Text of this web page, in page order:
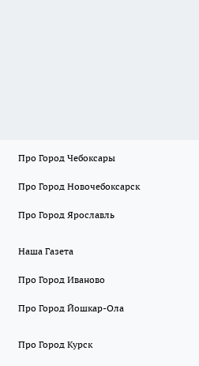
Про Город Чебоксары
Про Город Новочебоксарск
Про Город Ярославль
Наша Газета
Про Город Иваново
Про Город Йошкар-Ола
Про Город Курск